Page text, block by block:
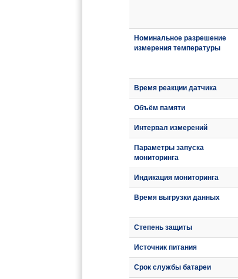
Номинальное разрешение
измерения температуры
Время реакции датчика
Объём памяти
Интервал измерений
Параметры запуска
мониторинга
Индикация мониторинга
Время выгрузки данных
Степень защиты
Источник питания
Срок службы батареи